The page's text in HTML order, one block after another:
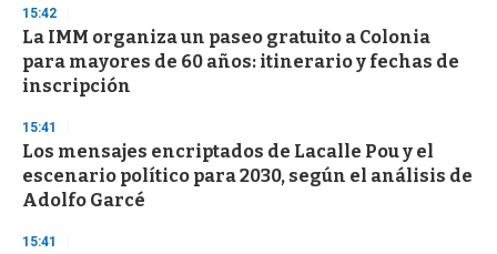
15:42
La IMM organiza un paseo gratuito a Colonia
para mayores de 60 años: itinerario y fechas de
inscripción
15:41
Los mensajes encriptados de Lacalle Pou y el
escenario político para 2030, según el análisis de
Adolfo Garcé
15:41